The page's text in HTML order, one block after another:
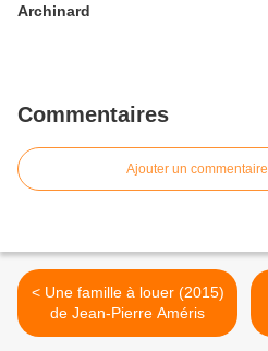
Archinard
Commentaires
Ajouter un commentaire
< Une famille à louer (2015)
de Jean-Pierre Améris